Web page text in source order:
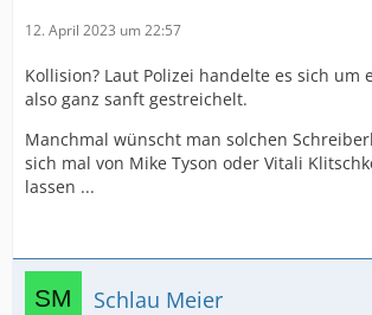
12. April 2023 um 22:57
Kollision? Laut Polizei handelte es sich um
also ganz sanft gestreichelt.
Manchmal wünscht man solchen
sich mal von Mike Tyson oder Vitali
lassen ...
Schlau Meier